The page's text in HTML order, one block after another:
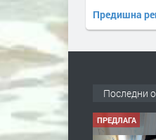
Предишна
Последни
ПРЕДЛАГА